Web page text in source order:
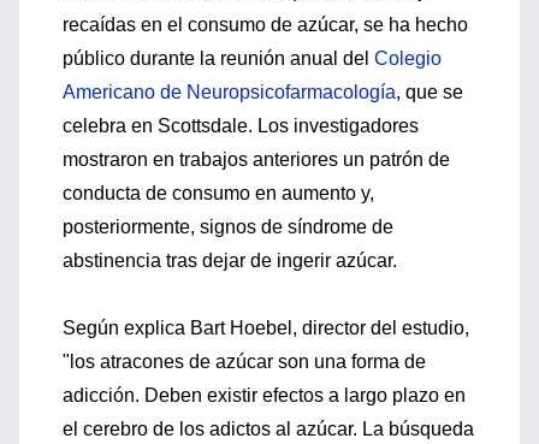
recaídas en el consumo de azúcar, se ha hecho
público durante la reunión anual del Colegio
Americano de Neuropsicofarmacología, que se
celebra en Scottsdale. Los investigadores
mostraron en trabajos anteriores un patrón de
conducta de consumo en aumento y,
posteriormente, signos de síndrome de
abstinencia tras dejar de ingerir azúcar.
Según explica Bart Hoebel, director del estudio,
"los atracones de azúcar son una forma de
adicción. Deben existir efectos a largo plazo en
el cerebro de los adictos al azúcar. La búsqueda